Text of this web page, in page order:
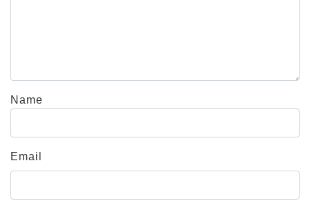
Name
Email